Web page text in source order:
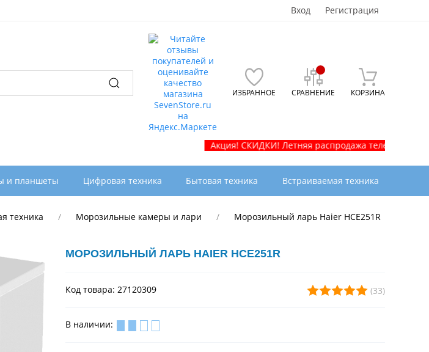
Вход Регистрация
ИЗБРАННОЕ СРАВНЕНИЕ КОРЗИНА
Акция! СКИДКИ! Летняя распродажа телевизоров и
и планшеты Цифровая техника Бытовая техника Встраиваемая техника
техника Морозильные камеры и лари Морозильный ларь Haier HCE251R
МОРОЗИЛЬНЫЙ ЛАРЬ HAIER HCE251R
Код товара: 27120309 (33)
В наличии: